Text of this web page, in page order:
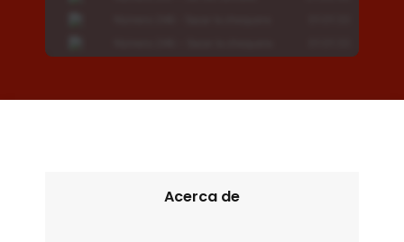
Acerca de